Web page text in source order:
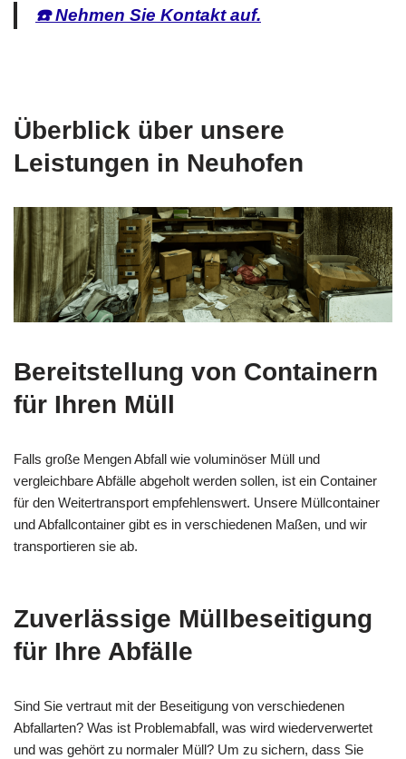
☎️ Nehmen Sie Kontakt auf.
Überblick über unsere
Leistungen in Neuhofen
Bereitstellung von Containern
für Ihren Müll
Falls große Mengen Abfall wie voluminöser Müll und
vergleichbare Abfälle abgeholt werden sollen, ist ein Container
für den Weitertransport empfehlenswert. Unsere Müllcontainer
und Abfallcontainer gibt es in verschiedenen Maßen, und wir
transportieren sie ab.
Zuverlässige Müllbeseitigung
für Ihre Abfälle
Sind Sie vertraut mit der Beseitigung von verschiedenen
Abfallarten? Was ist Problemabfall, was wird wiederverwertet
und was gehört zu normaler Müll? Um zu sichern, dass Sie